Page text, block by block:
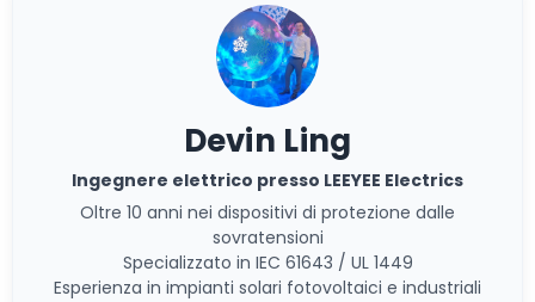
Devin Ling
Ingegnere elettrico presso LEEYEE Electrics
Oltre 10 anni nei dispositivi di protezione dalle
sovratensioni
Specializzato in IEC 61643 / UL 1449
Esperienza in impianti solari fotovoltaici e industriali